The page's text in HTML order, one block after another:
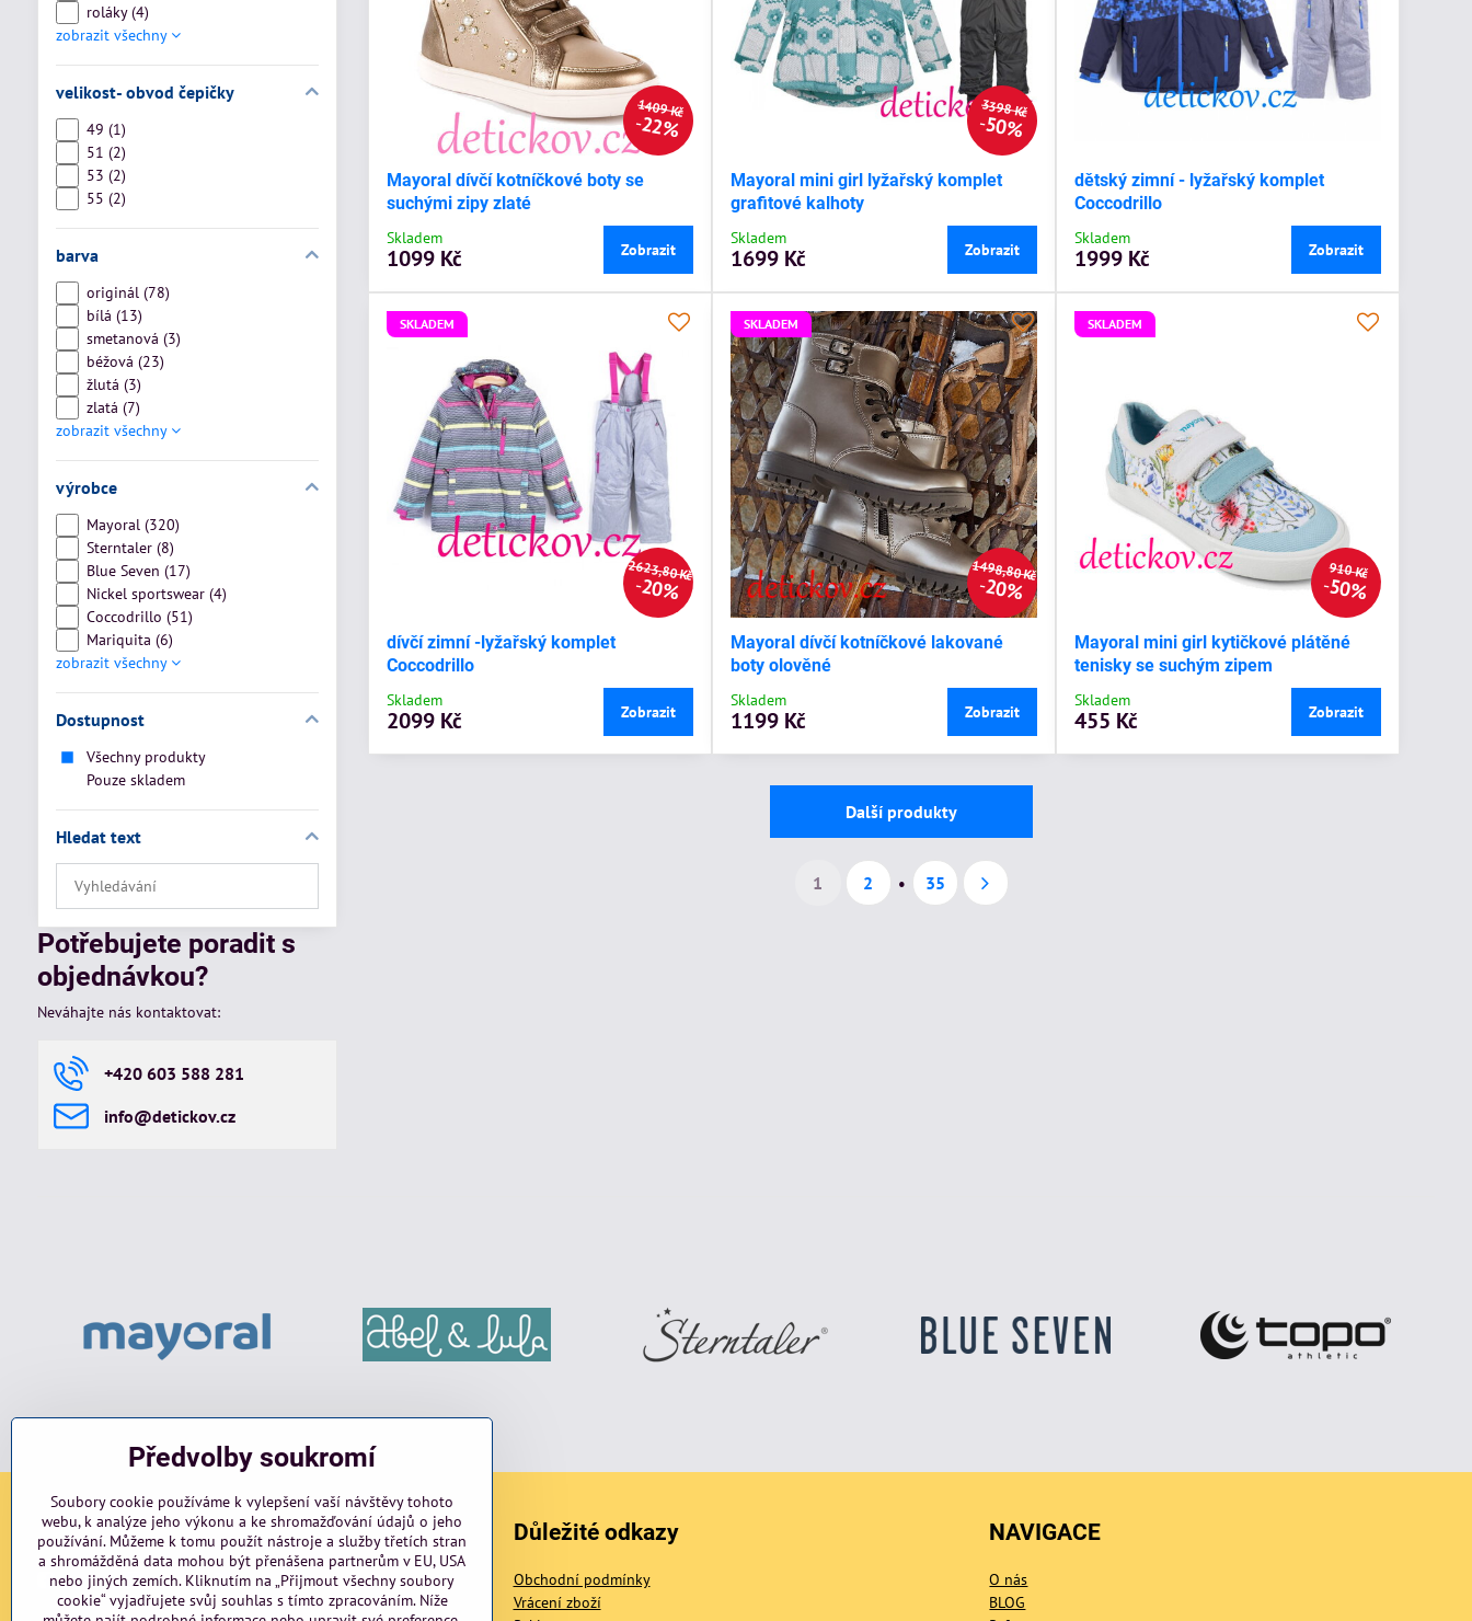
1409 Kč
22%
Mayoral dívčí kotníčkové boty se
suchými zipy zlaté
Skladem
1099 Kč Zobrazit
3398 Kč
50%
Mayoral mini girl lyžařský komplet
grafitové kalhoty
Skladem
1699 Kč Zobrazit
dětský zimní - lyžařský komplet
Coccodrillo
Skladem
1999 Kč Zobrazit
2623,80 Kč
20%
SKLADEM
dívčí zimní -lyžařský komplet
Coccodrillo
Skladem
2099 Kč Zobrazit
1498,80 Kč
20%
SKLADEM
Mayoral dívčí kotníčkové lakované
boty olověné
Skladem
1199 Kč Zobrazit
910 Kč
50%
SKLADEM
Mayoral mini girl kytičkové plátěné
tenisky se suchým zipem
Skladem
455 Kč Zobrazit
Další produkty
1 2 35
roláky (4)
zobrazit všechny
velikost- obvod čepičky
49 (1)
51 (2)
53 (2)
55 (2)
barva
originál (78)
bílá (13)
smetanová (3)
béžová (23)
žlutá (3)
zlatá (7)
zobrazit všechny
výrobce
Mayoral (320)
Sterntaler (8)
Blue Seven (17)
Nickel sportswear (4)
Coccodrillo (51)
Mariquita (6)
zobrazit všechny
Dostupnost
Všechny produkty
Pouze skladem
Hledat text
Prohledat
výsledky
filtru
fulltextem
Potřebujete poradit s
objednávkou?
Neváhajte nás kontaktovat:
+420 603 588 281
info​@detickov​.cz
Sociální sítě
Facebook Instagram blog
Důležité odkazy
Obchodní podmínky
Vrácení zboží
NAVIGACE
O nás
BLOG
Předvolby soukromí
Soubory cookie používáme k vylepšení vaší návštěvy tohoto
webu, k analýze jeho výkonu a ke shromažďování údajů o jeho
používání. Můžeme k tomu použít nástroje a služby třetích stran
a shromážděná data mohou být přenášena partnerům v EU, USA
nebo jiných zemích. Kliknutím na „Přijmout všechny soubory
cookie“ vyjadřujete svůj souhlas s tímto zpracováním. Níže